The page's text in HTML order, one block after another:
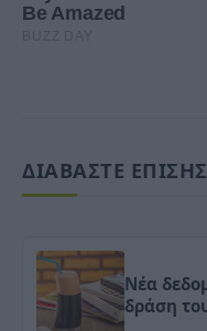
ΔΙΑΒΑΣΤΕ ΕΠΙΣΗΣ
Νέα
δράση